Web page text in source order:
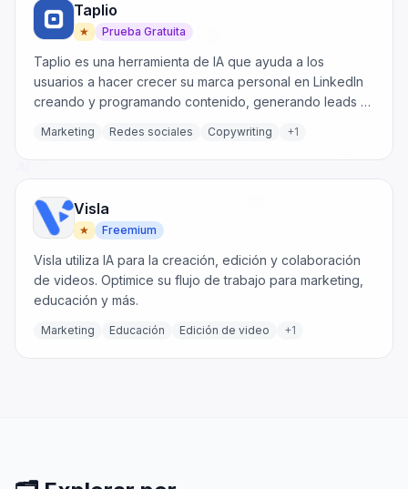
Taplio
★ Prueba Gratuita
Taplio es una herramienta de IA que ayuda a los
usuarios a hacer crecer su marca personal en LinkedIn
creando y programando contenido, generando leads y
Marketing Redes sociales Copywriting +1
Visla
★ Freemium
Visla utiliza IA para la creación, edición y colaboración
de videos. Optimice su flujo de trabajo para marketing,
educación y más.
Marketing Educación Edición de video +1